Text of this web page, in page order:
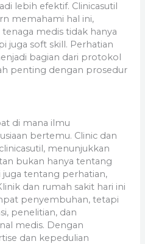
lebih efektif. Clinicasutil
memahami hal ini,
medis tidak hanya
juga soft skill. Perhatian
bagian dari protokol
penting dengan prosedur
di mana ilmu
bertemu. Clinic dan
menunjukkan
bukan hanya tentang
tentang perhatian,
dan rumah sakit hari ini
penyembuhan, tetapi
penelitian, dan
medis. Dengan
dan kepedulian